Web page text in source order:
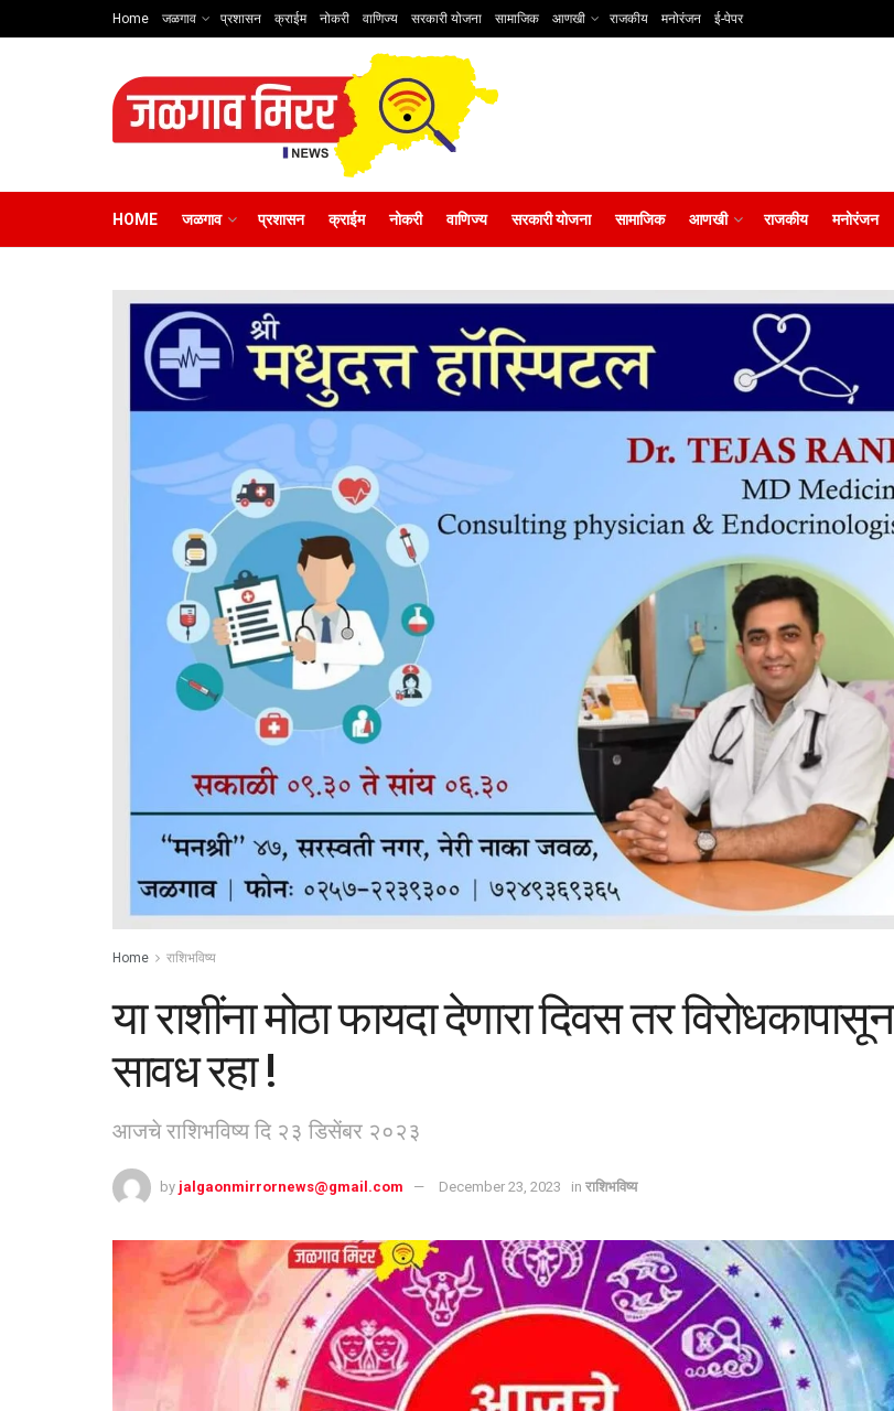
Home जळगाव प्रशासन क्राईम नोकरी वाणिज्य सरकारी योजना सामाजिक आणखी राजकीय मनोरंजन ई-पेपर
HOME जळगाव प्रशासन क्राईम नोकरी वाणिज्य सरकारी योजना सामाजिक आणखी राजकीय मनोरंजन
Home राशिभविष्य
या राशींना मोठा फायदा देणारा दिवस तर विरोधकापासून
सावध रहा !
आजचे राशिभविष्य दि २३ डिसेंबर २०२३
by jalgaonmirrornews@gmail.com December 23, 2023 in राशिभविष्य